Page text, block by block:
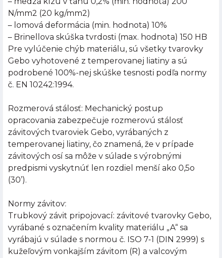
N/mm2 (20 kg/mm2)
– lomová deformácia (min. hodnota) 10%
– Brinellova skúška tvrdosti (max. hodnota) 150 HB
Pre vylúčenie chýb materiálu, sú všetky tvarovky
Gebo vyhotovené z temperovanej liatiny a sú
podrobené 100%-nej skúške tesnosti podľa normy
č. EN 10242:1994.
Rozmerová stálosť: Mechanický postup
opracovania zabezpečuje rozmerovú stálosť
závitových tvaroviek Gebo, vyrábaných z
temperovanej liatiny, čo znamená, že v prípade
závitových osí sa môže v súlade s výrobnými
predpismi vyskytnúť len rozdiel menší ako 0,5o
(30’).
Normy závitov:
Trubkový závit pripojovací: závitové tvarovky Gebo,
vyrábané s označením kvality materiálu „A“ sa
vyrábajú v súlade s normou č. ISO 7-1 (DIN 2999) s
kužeľovým vonkajším závitom (R) a valcovým